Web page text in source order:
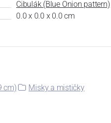
Cibulák (Blue Onion pattern)
0.0 x 0.0 x 0.0 cm
cm)
Misky a mističky